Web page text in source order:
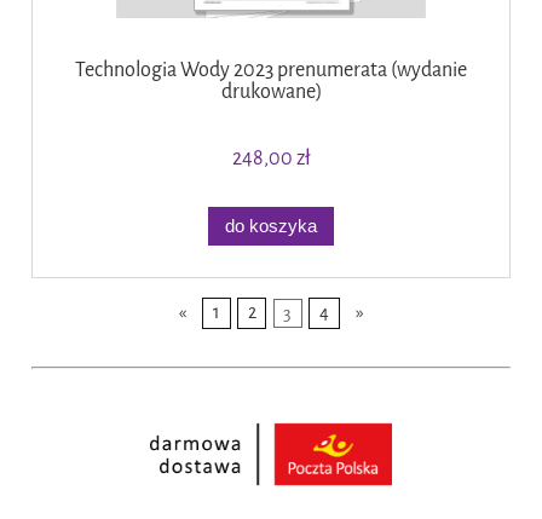
Technologia Wody 2023 prenumerata (wydanie
drukowane)
248,00 zł
do koszyka
« 1 2 3 4 »